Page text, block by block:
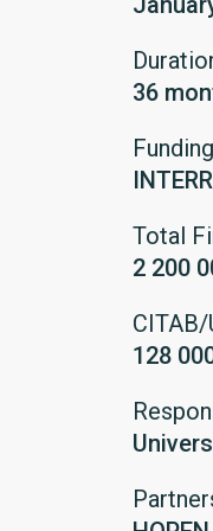
36
Total
2 200
CITAB/
128